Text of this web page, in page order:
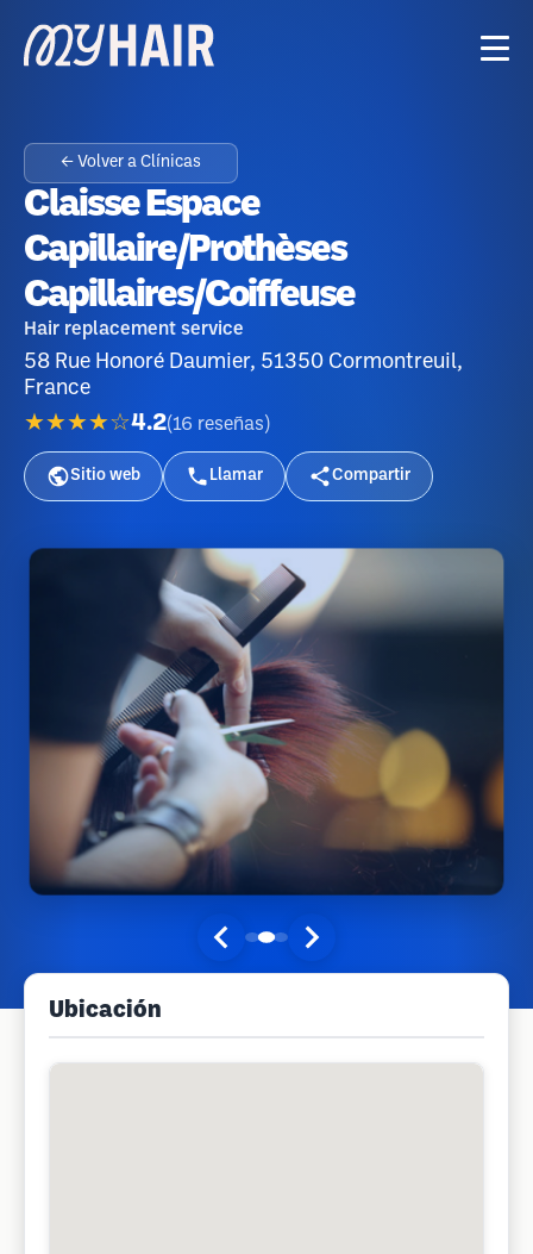
← Volver a Clínicas
Claisse Espace
Capillaire/Prothèses
Capillaires/coiffeuse
Hair replacement service
58 Rue Honoré Daumier, 51350 Cormontreuil,
France
★★★★☆4.2(16 reseñas )
Sitio web Llamar Compartir
Ubicación